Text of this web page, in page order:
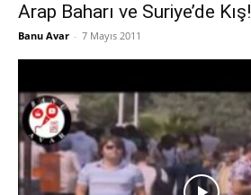
Arap Baharı ve Suriye’de Kış!
Banu Avar - 7 Mayıs 2011